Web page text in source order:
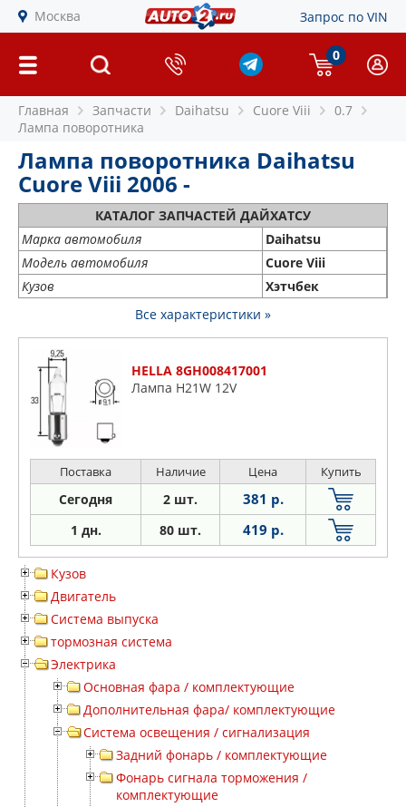
Москва Запрос по VIN
0
Главная Запчасти Daihatsu Cuore Viii
0.7
Лампа поворотника
Лампа поворотника Daihatsu
Cuore Viii 2006 -
КАТАЛОГ ЗАПЧАСТЕЙ ДАЙХАТСУ
Марка автомобиля
Daihatsu
Модель автомобиля
Cuore Viii
Кузов
Хэтчбек
Все характеристики »
HELLA 8GH008417001
Лампа H21W 12V
Поставка Наличие Цена Купить
Сегодня 2 шт. 381 р.
1 дн. 80 шт. 419 р.
Кузов
Двигатель
Система выпуска
тормозная система
Электрика
Основная фара / комплектующие
Дополнительная фара/ комплектующие
Система освещения / сигнализация
Задний фонарь / комплектующие
Фонарь сигнала торможения /
комплектующие